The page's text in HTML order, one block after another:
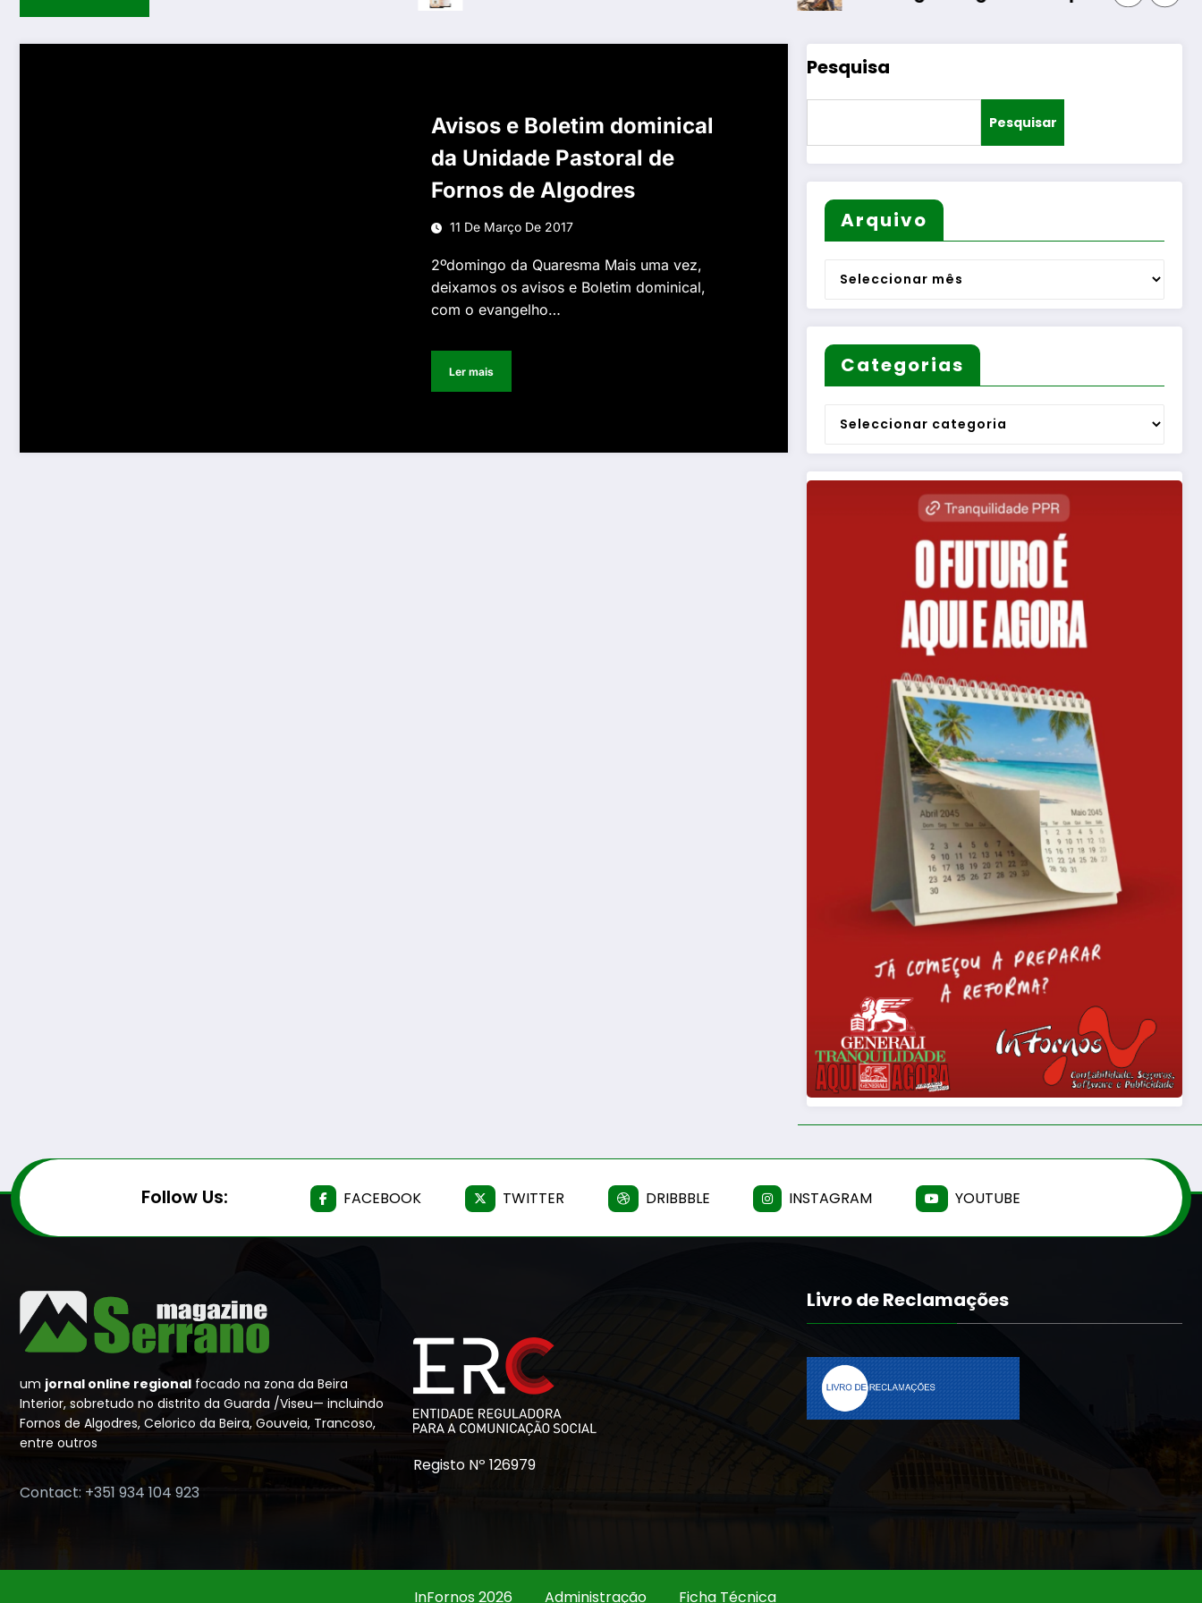
Avisos e Boletim dominical
da Unidade Pastoral de
Fornos de Algodres
11 De Março De 2017
2ºdomingo da Quaresma Mais uma vez,
deixamos os avisos e Boletim dominical,
com o evangelho…
Ler mais
Pesquisa
Pesquisar
Arquivo
Arquivo
Categorias
Categorias
Follow Us: FACEBOOK TWITTER DRIBBBLE INSTAGRAM YOUTUBE
um jornal online regional focado na zona da Beira
Interior, sobretudo no distrito da Guarda /Viseu— incluindo
Fornos de Algodres, Celorico da Beira, Gouveia, Trancoso,
entre outros
Contact: +351 934 104 923
Registo Nº 126979
Livro de Reclamações
InFornos 2026 Administração Ficha Técnica